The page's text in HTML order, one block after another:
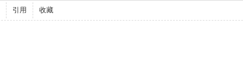
引用 收藏